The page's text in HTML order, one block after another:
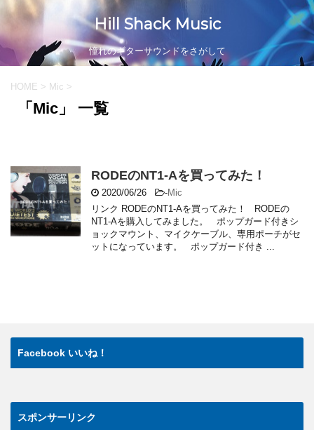
Hill Shack Music
憧れのギターサウンドをさがして
HOME > Mic >
「Mic」 一覧
RODEのNT1-Aを買ってみた！
2020/06/26 -Mic
リンク RODEのNT1-Aを買ってみた！ RODEの
NT1-Aを購入してみました。 ポップガード付きシ
ョックマウント、マイクケーブル、専用ポーチがセ
ットになっています。 ポップガード付き ...
Facebook いいね！
スポンサーリンク